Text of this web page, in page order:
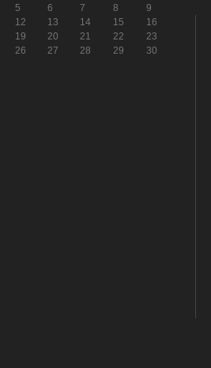
5 6 7 8
9
12 13 14 15
16
19 20 21 22
23
26 27 28 29
30